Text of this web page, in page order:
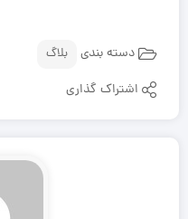
دسته بندی بلاگ
اشتراک گذاری